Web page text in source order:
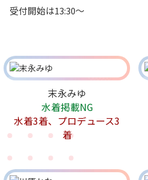
受付開始は13:30～
末永みゆ
水着掲載NG
水着3着、プロデュース3
着